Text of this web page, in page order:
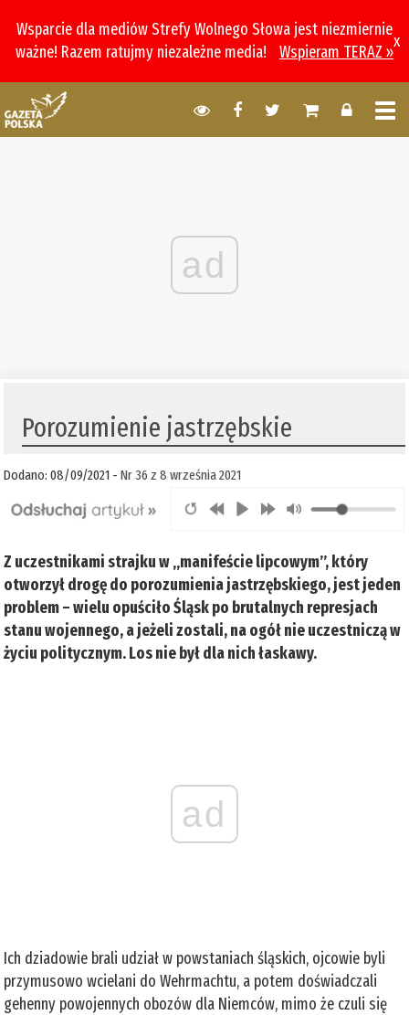
Wsparcie dla mediów Strefy Wolnego Słowa jest niezmiernie
ważne! Razem ratujmy niezależne media!
Wspieram TERAZ »
x
ad
Porozumienie jastrzębskie
Dodano: 08/09/2021 -Nr 36 z 8 września 2021
Z uczestnikami strajku w „manifeście lipcowym”, który
otworzył drogę do porozumienia jastrzębskiego, jest jeden
problem – wielu opuściło Śląsk po brutalnych represjach
stanu wojennego, a jeżeli zostali, na ogół nie uczestniczą w
życiu politycznym. Los nie był dla nich łaskawy.
ad
Ich dziadowie brali udział w powstaniach śląskich, ojcowie byli
przymusowo wcielani do Wehrmachtu, a potem doświadczali
gehenny powojennych obozów dla Niemców, mimo że czuli się